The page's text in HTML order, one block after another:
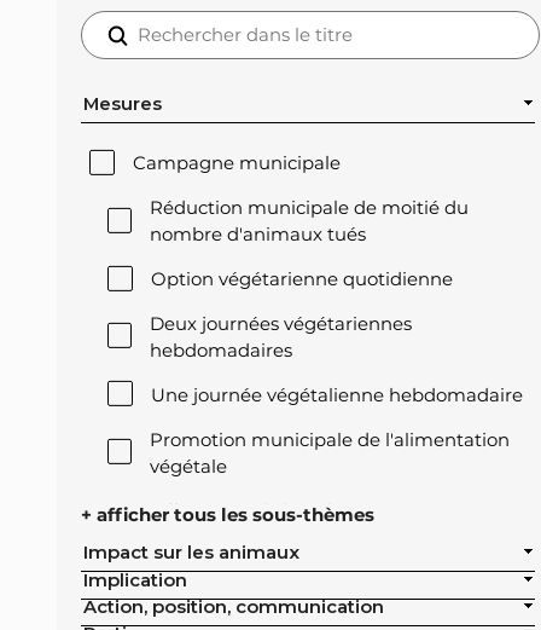
Mesures
Campagne municipale
Réduction municipale de moitié du
nombre d'animaux tués
Option végétarienne quotidienne
Deux journées végétariennes
hebdomadaires
Une journée végétalienne hebdomadaire
Promotion municipale de l'alimentation
végétale
Offre végétale lors des réceptions
Exclusion de l'élevage intensif des achats
publics de la ville
+ afficher tous les sous-thèmes
Impact sur les animaux
Implication
Action, position, communication